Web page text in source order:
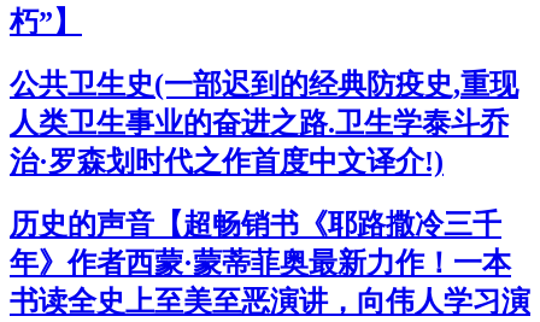
朽”】
公共卫生史(一部迟到的经典防疫史,重现
人类卫生事业的奋进之路.卫生学泰斗乔
治·罗森划时代之作首度中文译介!)
历史的声音【超畅销书《耶路撒冷三千
年》作者西蒙·蒙蒂菲奥最新力作！一本
书读全史上至美至恶演讲，向伟人学习演